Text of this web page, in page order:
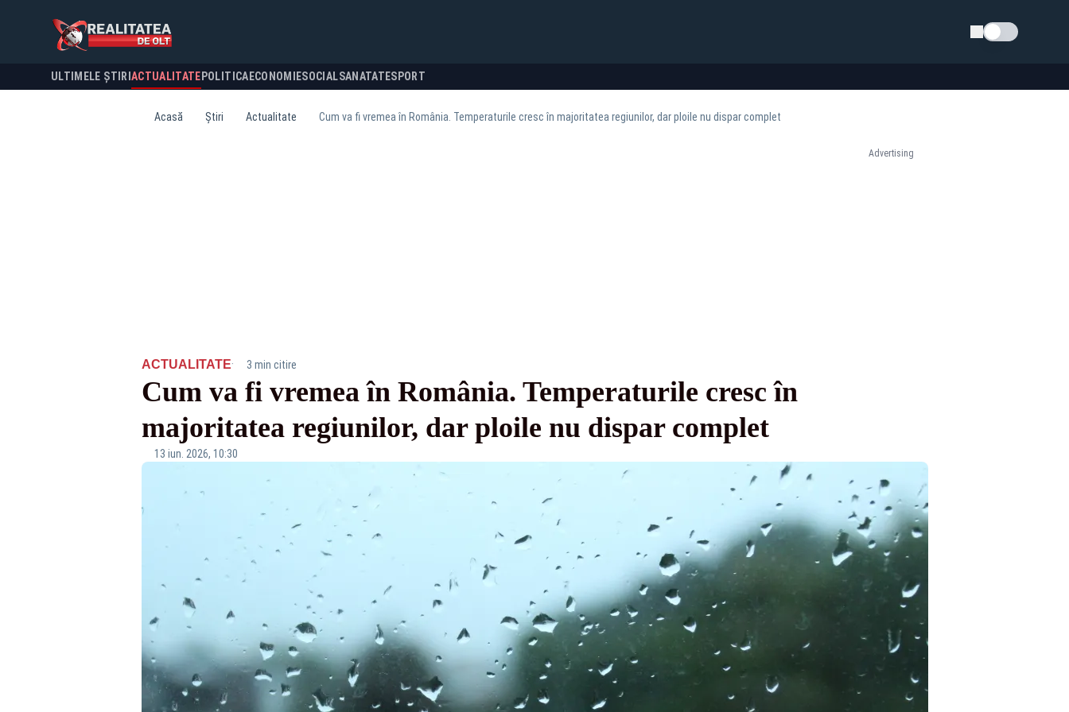
Schimba tema
ULTIMELE ȘTIRI ACTUALITATE POLITICA ECONOMIESOCIALSANATATESPORT
Acasă Știri Actualitate Cum va fi vremea în România. Temperaturile cresc în majoritatea regiunilor, dar ploile nu dispar complet
Advertising
ACTUALITATE· 3 min citire
Cum va fi vremea în România. Temperaturile cresc în
majoritatea regiunilor, dar ploile nu dispar complet
13 iun. 2026, 10:30